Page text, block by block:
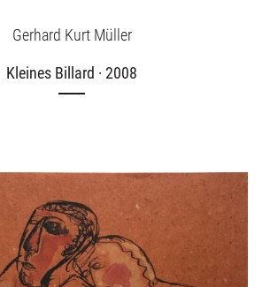
Ausstellungen
Unsere Angebote
Gerhard Kurt Müller
Kleines Billard · 2008